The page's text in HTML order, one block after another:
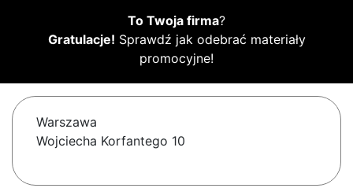
To Twoja firma?
Gratulacje! Sprawdź jak odebrać materiały
promocyjne!
Warszawa
Wojciecha Korfantego 10